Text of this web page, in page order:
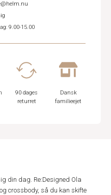
9.00-15.00
90 dages
returret
Dansk
familieejet
din dag. Re:Designed Ola
crossbody, så du kan skifte